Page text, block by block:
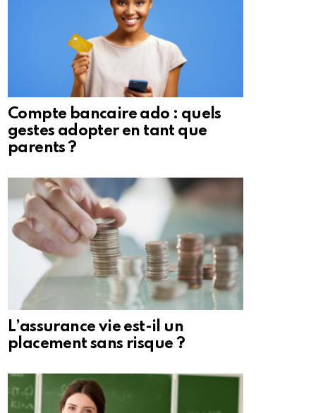
Compte bancaire ado : quels
gestes adopter en tant que
parents ?
L’assurance vie est-il un
placement sans risque ?